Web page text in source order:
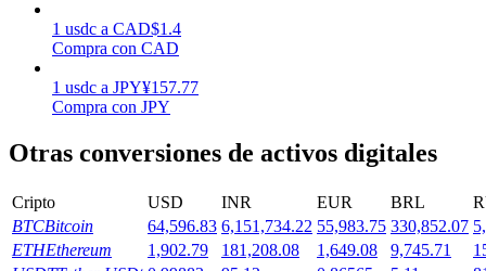
Power Piggy
Gana recompensas competitivas diariamente
1 usdc a CAD$1.4
Compra con CAD
1 usdc a JPY¥157.77
Compra con JPY
Otras conversiones de activos digitales
Cripto USD INR EUR BRL
BTCBitcoin 64,596.83 6,151,734.22 55,983.75 330,852.07
ETHEthereum 1,902.79 181,208.08 1,649.08 9,745.71